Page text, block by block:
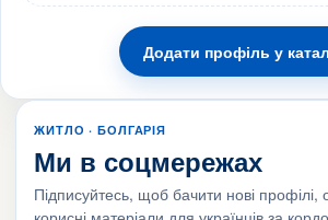
Додати профіль у
ЖИТЛО · БОЛГАРІЯ
Ми в соцмережах
Підписуйтесь, щоб бачити нові